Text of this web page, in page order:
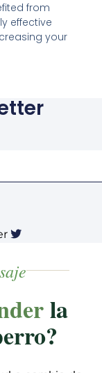
from
effective
your
la